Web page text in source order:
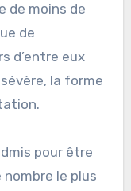
de moins de
de
d’entre eux
la forme
pour être
le plus